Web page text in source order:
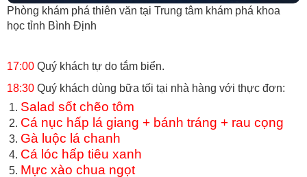
Phòng khám phá thiên văn tại Trung tâm khám phá khoa
học tỉnh Bình Định
17:00 Quý khách tự do tắm biển.
18:30 Quý khách dùng bữa tối tại nhà hàng với thực đơn:
Salad sốt chẽo tôm
Cá nục hấp lá giang + bánh tráng + rau cọng
Gà luộc lá chanh
Cá lóc hấp tiêu xanh
Mực xào chua ngọt